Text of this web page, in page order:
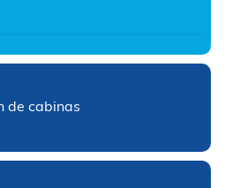
de cabinas